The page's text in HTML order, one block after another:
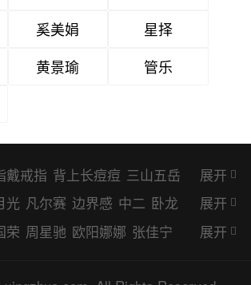
奚美娟
星择
黄景瑜
管乐
戴戒指 背上长痘痘 三山五岳
胜地
展开
光 凡尔赛 边界感 中二 卧龙
二次元 KPI EMO CP BUG
展开
荣 周星驰 欧阳娜娜 张佳宁
展开